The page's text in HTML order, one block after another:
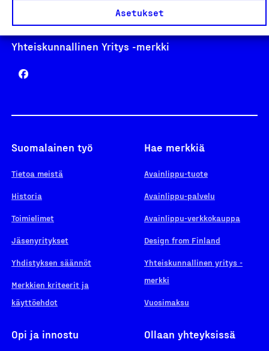
Asetukset
Yhteiskunnallinen Yritys -merkki
Suomalainen työ
Tietoa meistä
Historia
Toimielimet
Jäsenyritykset
Yhdistyksen säännöt
Merkkien kriteerit ja
käyttöehdot
Hae merkkiä
Avainlippu-tuote
Avainlippu-palvelu
Avainlippu-verkkokauppa
Design from Finland
Yhteiskunnallinen yritys -
merkki
Vuosimaksu
Opi ja innostu Ollaan yhteyksissä